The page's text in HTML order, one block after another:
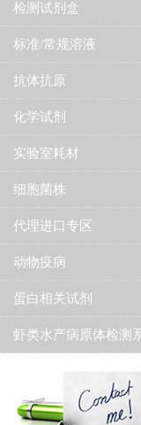
检测试剂盒
标准/常规溶液
抗体抗原
化学试剂
实验室耗材
细胞菌株
代理进口专区
动物疫病
蛋白相关试剂
虾类水产病原体检测